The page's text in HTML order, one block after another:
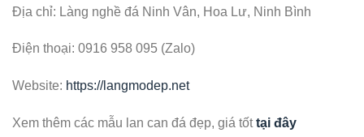
Địa chỉ: Làng nghề đá Ninh Vân, Hoa Lư, Ninh Bình
Điện thoại: 0916 958 095 (Zalo)
Website: https://langmodep.net
Xem thêm các mẫu lan can đá đẹp, giá tốttại đây